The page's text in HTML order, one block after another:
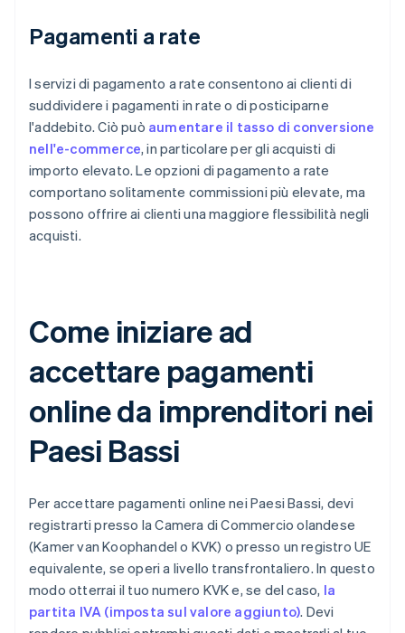
Pagamenti a rate
I servizi di pagamento a rate consentono ai clienti di
suddividere i pagamenti in rate o di posticiparne
l'addebito. Ciò può aumentare il tasso di conversione
nell'e-commerce, in particolare per gli acquisti di
importo elevato. Le opzioni di pagamento a rate
comportano solitamente commissioni più elevate, ma
possono offrire ai clienti una maggiore flessibilità negli
acquisti.
Come iniziare ad
accettare pagamenti
online da imprenditori nei
Paesi Bassi
Per accettare pagamenti online nei Paesi Bassi, devi
registrarti presso la Camera di Commercio olandese
(Kamer van Koophandel o KVK) o presso un registro UE
equivalente, se operi a livello transfrontaliero. In questo
modo otterrai il tuo numero KVK e, se del caso, la
partita IVA (imposta sul valore aggiunto). Devi